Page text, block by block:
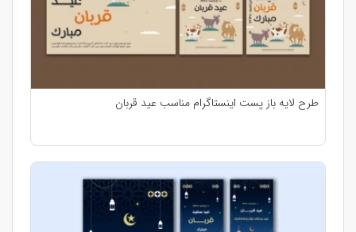
طرح لایه باز پست اینستاگرام مناسب عید قربان